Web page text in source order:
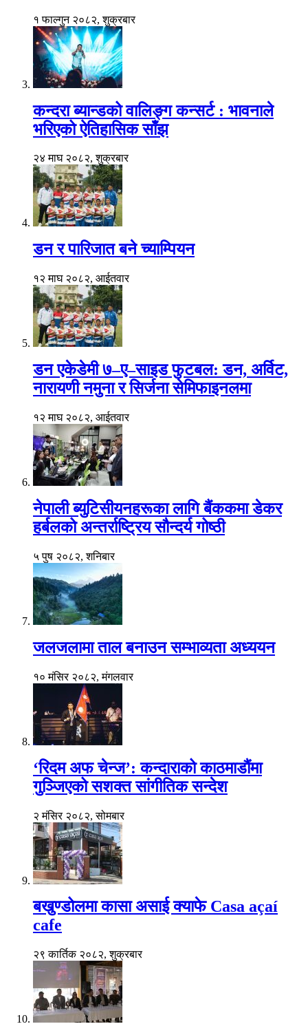
१ फाल्गुन २०८२, शुक्रबार
कन्दरा ब्यान्डको वालिङ्ग कन्सर्ट : भावनाले
भरिएको ऐतिहासिक साँझ
२४ माघ २०८२, शुक्रबार
डन र पारिजात बने च्याम्पियन
१२ माघ २०८२, आईतवार
डन एकेडेमी ७–ए–साइड फुटबल: डन, अर्विट,
नारायणी नमुना र सिर्जना सेमिफाइनलमा
१२ माघ २०८२, आईतवार
नेपाली ब्युटिसीयनहरूका लागि बैंककमा डेकर
हर्बलको अन्तर्राष्ट्रिय सौन्दर्य गोष्ठी
५ पुष २०८२, शनिबार
जलजलामा ताल बनाउन सम्भाव्यता अध्ययन
१० मंसिर २०८२, मंगलवार
‘रिदम अफ चेन्ज’: कन्दाराको काठमाडौंमा
गुञ्जिएको सशक्त सांगीतिक सन्देश
२ मंसिर २०८२, सोमबार
बखुण्डोलमा कासा असाई क्याफे Casa açaí
cafe
२९ कार्तिक २०८२, शुक्रबार